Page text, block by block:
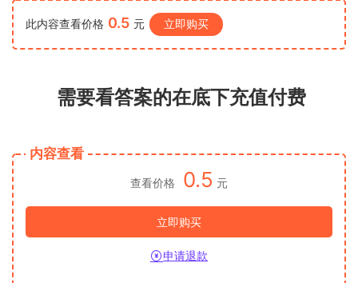
此内容查看价格 0.5 元 立即购买
需要看答案的在底下充值付费
内容查看
查看价格 0.5 元
立即购买
申请退款